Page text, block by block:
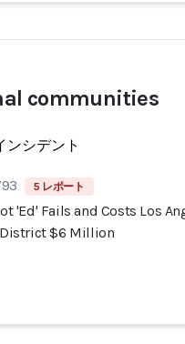
communities
ンシデント
5 レポート
'Ed' Fails and Costs Los
$6 Million